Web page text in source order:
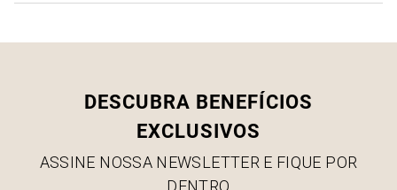
DESCUBRA BENEFÍCIOS
EXCLUSIVOS
ASSINE NOSSA NEWSLETTER E FIQUE POR
DENTRO